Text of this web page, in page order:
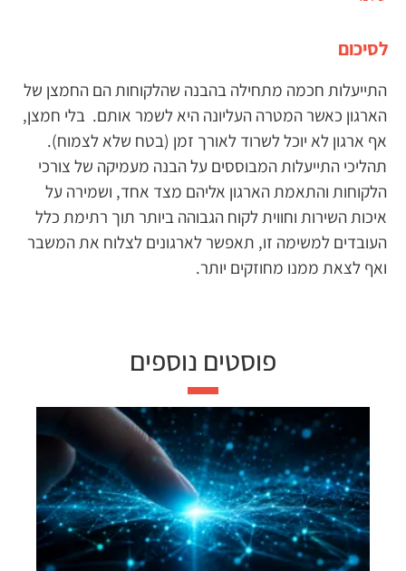
לסיכום
התייעלות חכמה מתחילה בהבנה שהלקוחות הם החמצן של
הארגון כאשר המטרה העליונה היא לשמר אותם. בלי חמצן,
אף ארגון לא יוכל לשרוד לאורך זמן (בטח שלא לצמוח).
תהליכי התייעלות המבוססים על הבנה מעמיקה של צורכי
הלקוחות והתאמת הארגון אליהם מצד אחד, ושמירה על
איכות השירות וחווית לקוח הגבוהה ביותר תוך רתימת כלל
העובדים למשימה זו, תאפשר לארגונים לצלוח את המשבר
ואף לצאת ממנו מחוזקים יותר.
פוסטים נוספים